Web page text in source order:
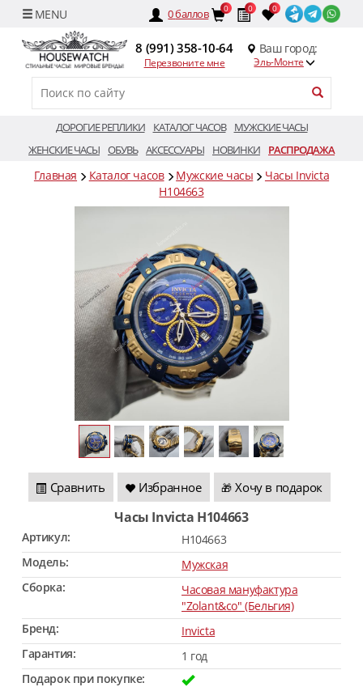
0баллов 0 0 0
8 (991) 358-10-64
Перезвоните мне
Ваш город:
Эль-Монте
ДОРОГИЕ РЕПЛИКИ КАТАЛОГ ЧАСОВ
МУЖСКИЕ ЧАСЫ
ЖЕНСКИЕ ЧАСЫ ОБУВЬ АКСЕССУАРЫ НОВИНКИ РАСПРОДАЖА
Главная Каталог часов Мужские часы
Часы Invicta
H104663
Сравнить Избранное 🎁 Хочу в подарок
Часы Invicta H104663
Артикул:
H104663
Модель:
Мужская
Сборка:
Часовая мануфактура
"Zolant&co" (Бельгия)
Бренд:
Invicta
Гарантия:
1 год
Подарок при покупке: